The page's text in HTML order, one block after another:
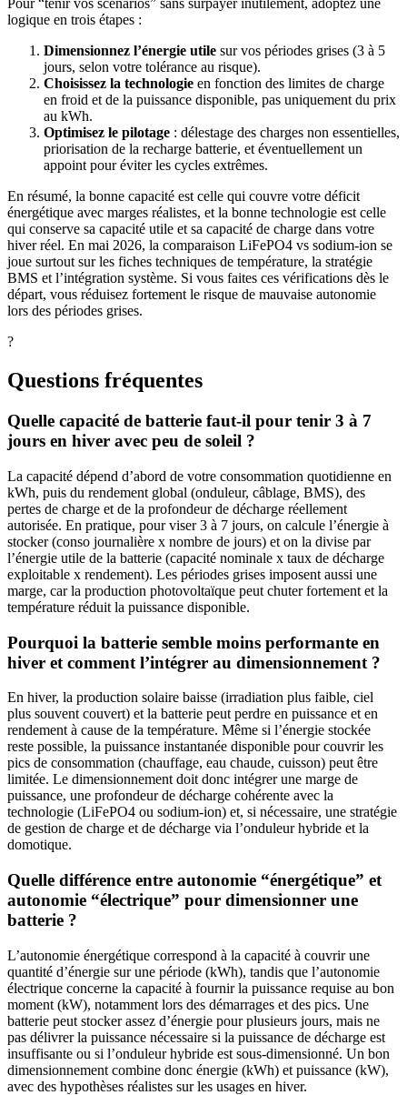
Pour “tenir vos scénarios” sans surpayer inutilement, adoptez une
logique en trois étapes :
Dimensionnez l’énergie utile sur vos périodes grises (3 à 5
jours, selon votre tolérance au risque).
Choisissez la technologie en fonction des limites de charge
en froid et de la puissance disponible, pas uniquement du prix
au kWh.
Optimisez le pilotage : délestage des charges non essentielles,
priorisation de la recharge batterie, et éventuellement un
appoint pour éviter les cycles extrêmes.
En résumé, la bonne capacité est celle qui couvre votre déficit
énergétique avec marges réalistes, et la bonne technologie est celle
qui conserve sa capacité utile et sa capacité de charge dans votre
hiver réel. En mai 2026, la comparaison LiFePO4 vs sodium-ion se
joue surtout sur les fiches techniques de température, la stratégie
BMS et l’intégration système. Si vous faites ces vérifications dès le
départ, vous réduisez fortement le risque de mauvaise autonomie
lors des périodes grises.
?
Questions fréquentes
Quelle capacité de batterie faut-il pour tenir 3 à 7
jours en hiver avec peu de soleil ?
La capacité dépend d’abord de votre consommation quotidienne en
kWh, puis du rendement global (onduleur, câblage, BMS), des
pertes de charge et de la profondeur de décharge réellement
autorisée. En pratique, pour viser 3 à 7 jours, on calcule l’énergie à
stocker (conso journalière x nombre de jours) et on la divise par
l’énergie utile de la batterie (capacité nominale x taux de décharge
exploitable x rendement). Les périodes grises imposent aussi une
marge, car la production photovoltaïque peut chuter fortement et la
température réduit la puissance disponible.
Pourquoi la batterie semble moins performante en
hiver et comment l’intégrer au dimensionnement ?
En hiver, la production solaire baisse (irradiation plus faible, ciel
plus souvent couvert) et la batterie peut perdre en puissance et en
rendement à cause de la température. Même si l’énergie stockée
reste possible, la puissance instantanée disponible pour couvrir les
pics de consommation (chauffage, eau chaude, cuisson) peut être
limitée. Le dimensionnement doit donc intégrer une marge de
puissance, une profondeur de décharge cohérente avec la
technologie (LiFePO4 ou sodium-ion) et, si nécessaire, une stratégie
de gestion de charge et de décharge via l’onduleur hybride et la
domotique.
Quelle différence entre autonomie “énergétique” et
autonomie “électrique” pour dimensionner une
batterie ?
L’autonomie énergétique correspond à la capacité à couvrir une
quantité d’énergie sur une période (kWh), tandis que l’autonomie
électrique concerne la capacité à fournir la puissance requise au bon
moment (kW), notamment lors des démarrages et des pics. Une
batterie peut stocker assez d’énergie pour plusieurs jours, mais ne
pas délivrer la puissance nécessaire si la puissance de décharge est
insuffisante ou si l’onduleur hybride est sous-dimensionné. Un bon
dimensionnement combine donc énergie (kWh) et puissance (kW),
avec des hypothèses réalistes sur les usages en hiver.